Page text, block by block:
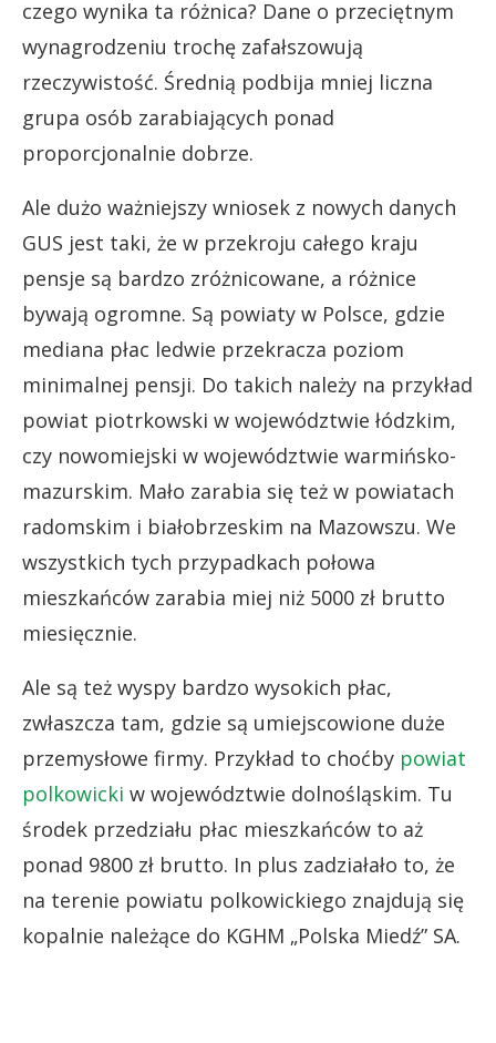
czego wynika ta różnica? Dane o przeciętnym
wynagrodzeniu trochę zafałszowują
rzeczywistość. Średnią podbija mniej liczna
grupa osób zarabiających ponad
proporcjonalnie dobrze.
Ale dużo ważniejszy wniosek z nowych danych
GUS jest taki, że w przekroju całego kraju
pensje są bardzo zróżnicowane, a różnice
bywają ogromne. Są powiaty w Polsce, gdzie
mediana płac ledwie przekracza poziom
minimalnej pensji. Do takich należy na przykład
powiat piotrkowski w województwie łódzkim,
czy nowomiejski w województwie warmińsko-
mazurskim. Mało zarabia się też w powiatach
radomskim i białobrzeskim na Mazowszu. We
wszystkich tych przypadkach połowa
mieszkańców zarabia miej niż 5000 zł brutto
miesięcznie.
Ale są też wyspy bardzo wysokich płac,
zwłaszcza tam, gdzie są umiejscowione duże
przemysłowe firmy. Przykład to choćby powiat
polkowicki w województwie dolnośląskim. Tu
środek przedziału płac mieszkańców to aż
ponad 9800 zł brutto. In plus zadziałało to, że
na terenie powiatu polkowickiego znajdują się
kopalnie należące do KGHM „Polska Miedź” SA.